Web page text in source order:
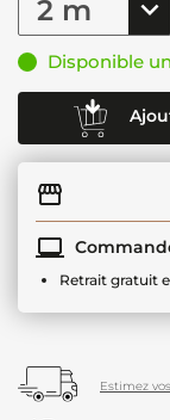
Disponible
Retrait gratuit
Estimez